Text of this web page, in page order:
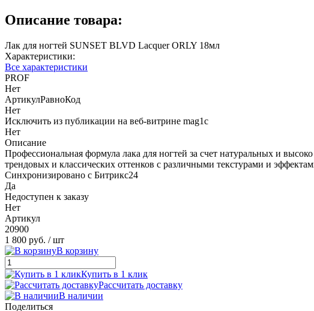
Описание товара:
Лак для ногтей SUNSET BLVD Lacquer ORLY 18мл
Характеристики:
Все характеристики
PROF
Нет
АртикулРавноКод
Нет
Исключить из публикации на веб-витрине mag1c
Нет
Описание
Профессиональная формула лака для ногтей за счет натуральных и
трендовых и классических оттенков с различными текстурами и
Синхронизировано с Битрикс24
Да
Недоступен к заказу
Нет
Артикул
20900
1 800 руб. / шт
В корзину
Купить в 1 клик
Рассчитать доставку
В наличии
Поделиться